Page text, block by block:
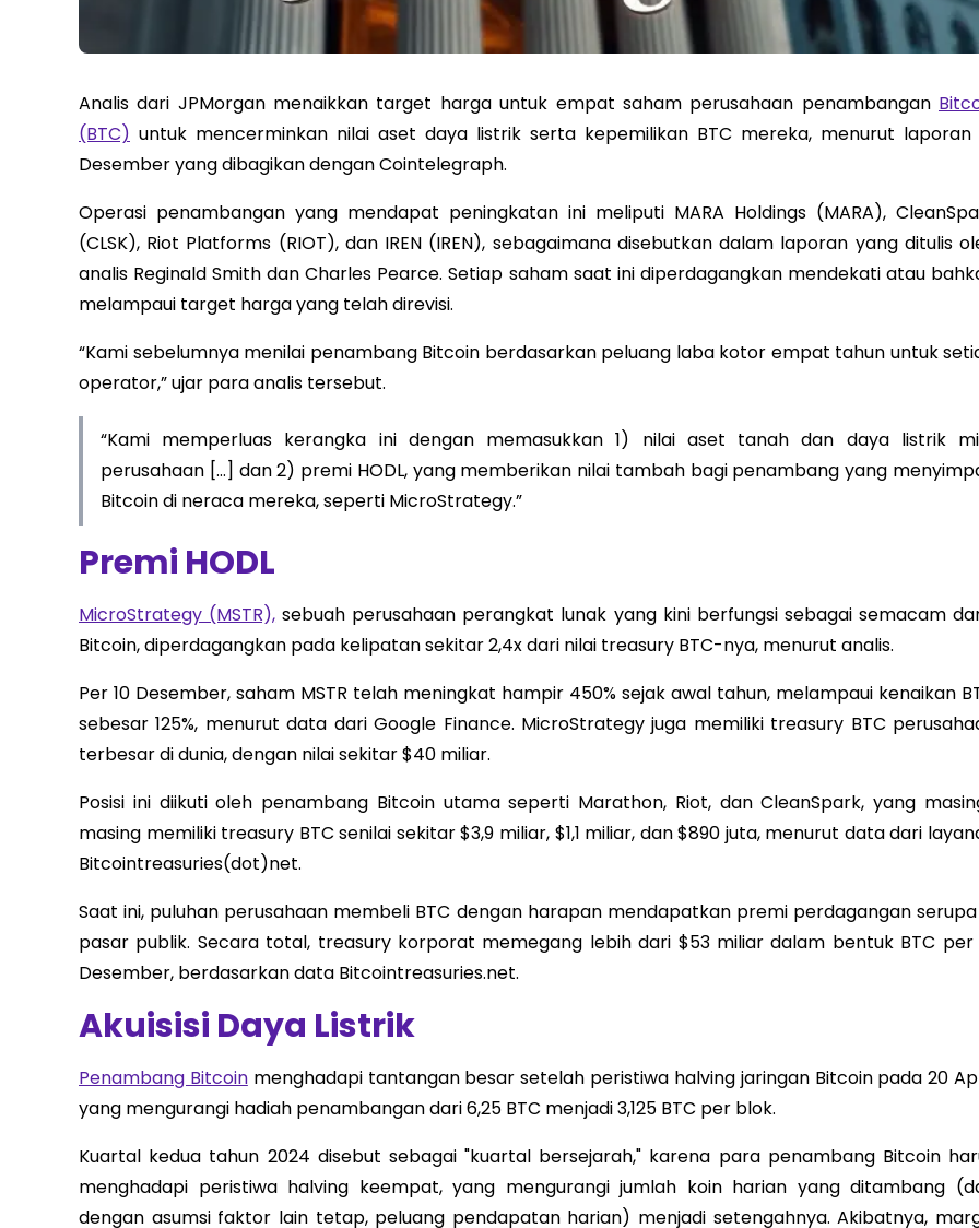
Analis dari JPMorgan menaikkan target harga untuk empat saham perusahaan penambangan
(BTC) untuk mencerminkan nilai aset daya listrik serta kepemilikan BTC mereka, menurut laporan
Desember yang dibagikan dengan Cointelegraph.
Operasi penambangan yang mendapat peningkatan ini meliputi MARA Holdings (MARA),
(CLSK), Riot Platforms (RIOT), dan IREN (IREN), sebagaimana disebutkan dalam laporan yang ditulis
analis Reginald Smith dan Charles Pearce. Setiap saham saat ini diperdagangkan mendekati atau
melampaui target harga yang telah direvisi.
“Kami sebelumnya menilai penambang Bitcoin berdasarkan peluang laba kotor empat tahun untuk
operator,” ujar para analis tersebut.
“Kami memperluas kerangka ini dengan memasukkan 1) nilai aset tanah dan daya listrik
perusahaan […] dan 2) premi HODL, yang memberikan nilai tambah bagi penambang yang
Bitcoin di neraca mereka, seperti MicroStrategy.”
Premi HODL
MicroStrategy (MSTR), sebuah perusahaan perangkat lunak yang kini berfungsi sebagai semacam
Bitcoin, diperdagangkan pada kelipatan sekitar 2,4x dari nilai treasury BTC-nya, menurut analis.
Per 10 Desember, saham MSTR telah meningkat hampir 450% sejak awal tahun, melampaui kenaikan
sebesar 125%, menurut data dari Google Finance. MicroStrategy juga memiliki treasury BTC
terbesar di dunia, dengan nilai sekitar $40 miliar.
Posisi ini diikuti oleh penambang Bitcoin utama seperti Marathon, Riot, dan CleanSpark, yang
masing memiliki treasury BTC senilai sekitar $3,9 miliar, $1,1 miliar, dan $890 juta, menurut data dari
Bitcointreasuries(dot)net.
Saat ini, puluhan perusahaan membeli BTC dengan harapan mendapatkan premi perdagangan
pasar publik. Secara total, treasury korporat memegang lebih dari $53 miliar dalam bentuk BTC per
Desember, berdasarkan data Bitcointreasuries.net.
Akuisisi Daya Listrik
Penambang Bitcoinmenghadapi tantangan besar setelah peristiwa halving jaringan Bitcoin pada 20
yang mengurangi hadiah penambangan dari 6,25 BTC menjadi 3,125 BTC per blok.
Kuartal kedua tahun 2024 disebut sebagai "kuartal bersejarah," karena para penambang Bitcoin
menghadapi peristiwa halving keempat, yang mengurangi jumlah koin harian yang ditambang
dengan asumsi faktor lain tetap, peluang pendapatan harian) menjadi setengahnya. Akibatnya,